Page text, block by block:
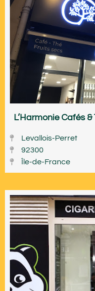
L’Harmonie Cafés
Levallois-Perret
92300
Île-de-France